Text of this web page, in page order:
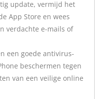
update, vermijd het
App Store en wees
verdachte e-mails of
een goede antivirus-
beschermen tegen
van een veilige online